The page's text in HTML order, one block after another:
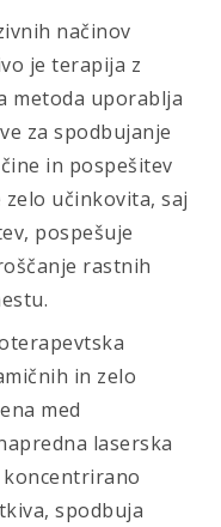
načinov
je terapija z
metoda uporablja
za spodbujanje
in pospešitev
učinkovita, saj
pospešuje
rastnih
in zelo
med
laserska
spodbuja